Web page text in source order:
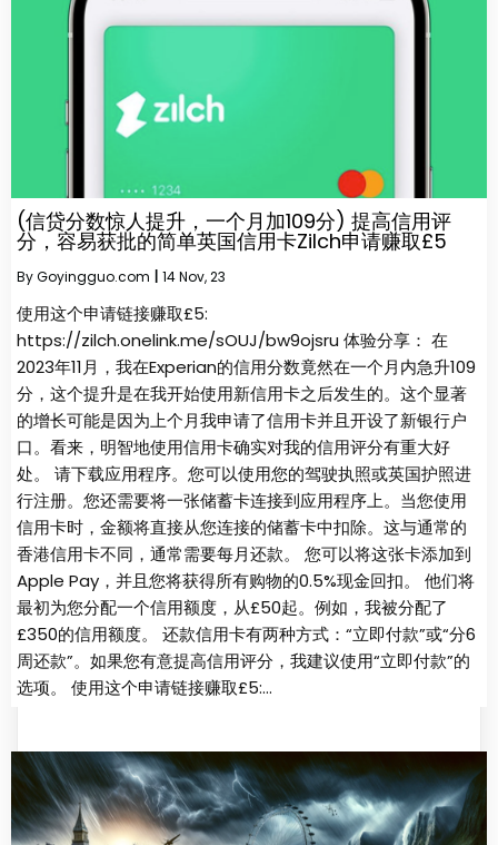
(信贷分数惊人提升，一个月加109分) 提高信用评
分，容易获批的简单英国信用卡Zilch申请赚取£5
ByGoyingguo.com 14Nov, 23
使用这个申请链接赚取£5:
https://zilch.onelink.me/sOUJ/bw9ojsru 体验分享： 在
2023年11月，我在Experian的信用分数竟然在一个月内急升109
分，这个提升是在我开始使用新信用卡之后发生的。这个显著
的增长可能是因为上个月我申请了信用卡并且开设了新银行户
口。看来，明智地使用信用卡确实对我的信用评分有重大好
处。 请下载应用程序。您可以使用您的驾驶执照或英国护照进
行注册。您还需要将一张储蓄卡连接到应用程序上。当您使用
信用卡时，金额将直接从您连接的储蓄卡中扣除。这与通常的
香港信用卡不同，通常需要每月还款。 您可以将这张卡添加到
Apple Pay，并且您将获得所有购物的0.5%现金回扣。 他们将
最初为您分配一个信用额度，从£50起。例如，我被分配了
£350的信用额度。 还款信用卡有两种方式：“立即付款”或“分6
周还款”。如果您有意提高信用评分，我建议使用“立即付款”的
选项。 使用这个申请链接赚取£5:…